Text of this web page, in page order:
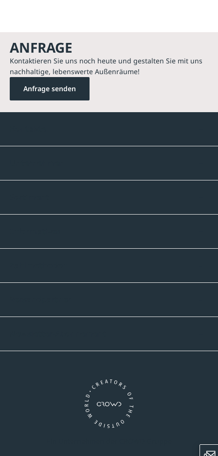
ANFRAGE
Kontaktieren Sie uns noch heute und gestalten Sie mit uns
nachhaltige, lebenswerte Außenräume!
Anfrage senden